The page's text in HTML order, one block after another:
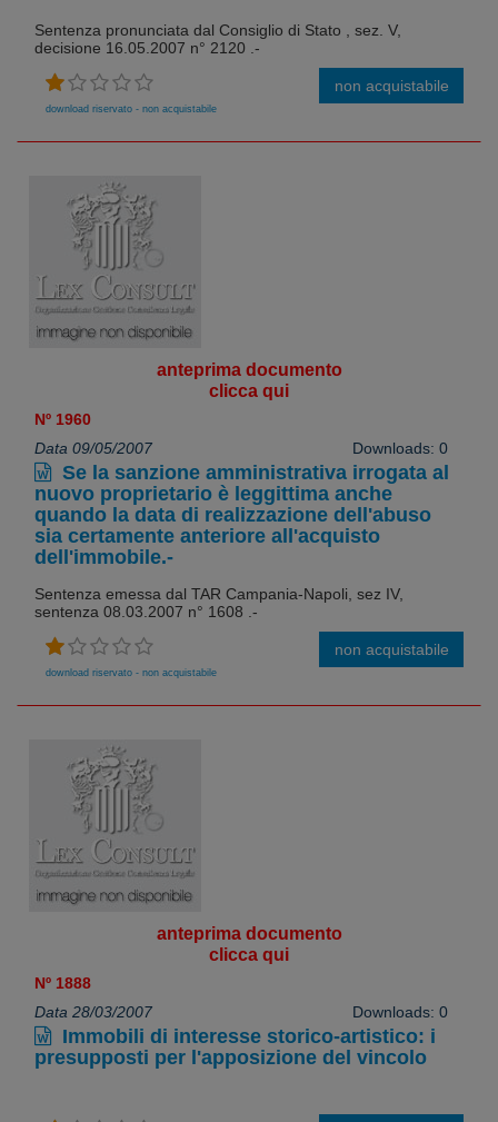
Sentenza pronunciata dal Consiglio di Stato , sez. V,
decisione 16.05.2007 n° 2120 .-
download riservato - non acquistabile
non acquistabile
anteprima documento
clicca qui
Nº 1960
Data 09/05/2007
Downloads: 0
Se la sanzione amministrativa irrogata al
nuovo proprietario è leggittima anche
quando la data di realizzazione dell'abuso
sia certamente anteriore all'acquisto
dell'immobile.-
Sentenza emessa dal TAR Campania-Napoli, sez IV,
sentenza 08.03.2007 n° 1608 .-
download riservato - non acquistabile
non acquistabile
anteprima documento
clicca qui
Nº 1888
Data 28/03/2007
Downloads: 0
Immobili di interesse storico-artistico: i
presupposti per l'apposizione del vincolo